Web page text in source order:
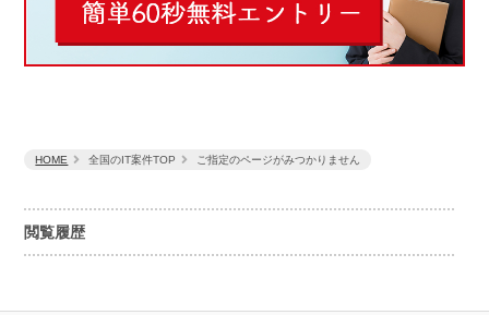
閲覧履歴
HOME 全国のIT案件TOP ご指定のページがみつかりません